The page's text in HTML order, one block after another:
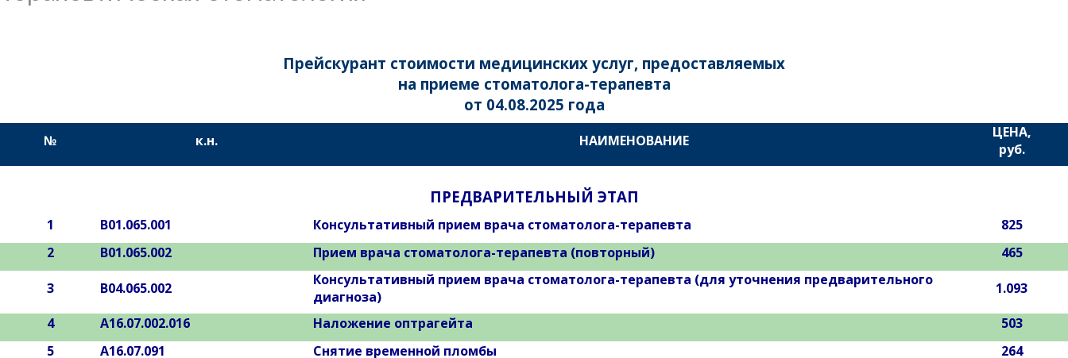
Прейскурант стоимости медицинских услуг, предоставляемых
на приеме стоматолога-терапевта
от 04.08.2025 года
№ к.н. НАИМЕНОВАНИЕ
ЦЕНА,
руб.
ПРЕДВАРИТЕЛЬНЫЙ ЭТАП
1 В01.065.001 Консультативный прием врача стоматолога-терапевта
825
2
В01.065.002 Прием врача стоматолога-терапевта (повторный) 465
3 В04.065.002
Консультативный прием врача стоматолога-терапевта (для уточнения предварительного
диагноза)
1.093
4
А16.07.002.016 Наложение оптрагейта
503
5
А16.07.091 Снятие временной пломбы
264